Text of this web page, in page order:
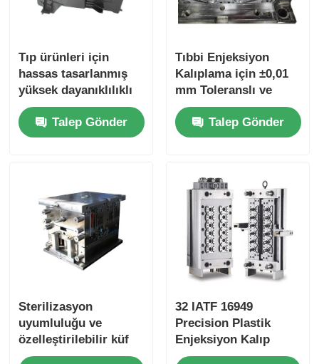
Kalıp sökme
Ev Aygıtları Kalıpları
Enjeksiyon Kalıplama
plastik kalıp bileşenleri
Tıp ürünleri için
hassas tasarlanmış
yüksek dayanıklılıklı
özelleştirilebilir
plastik kalıplar ve
enjekte edilebilir
Talep Gönder
Tıbbi Enjeksiyon
Kalıplama için ±0,01
mm Toleranslı ve
24/32/48 Boşluk
Seçenekli Hassas
Plastik Enjeksiyon
Talep Gönder
Sterilizasyon
uyumluluğu ve
özelleştirilebilir küf
boşluğu ile tıbbi
32 IATF 16949
Precision Plastik
Enjeksiyon Kalıp
Sertifikası ile Çürük